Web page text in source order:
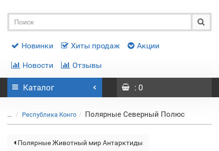
Новинки Хиты продаж Акции
Новости Отзывы
Каталог : 0
... Республика Конго Полярные Северный Полюс
Полярные Животный мир Антарктиды